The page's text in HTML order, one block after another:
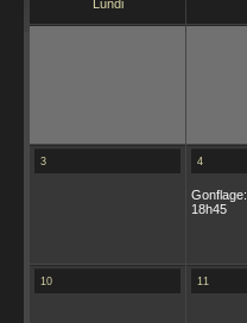
Lundi
3 4
18h45
10 11